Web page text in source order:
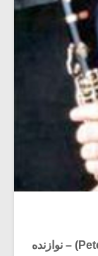
نیو اورلینز- خانه پیت فاونتین (Pete Fountain) – نوازنده